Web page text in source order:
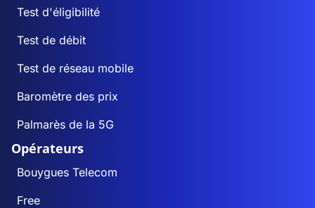
Test d'éligibilité
Test de débit
Test de réseau mobile
Baromètre des prix
Palmarès de la 5G
Opérateurs
Bouygues Telecom
Free